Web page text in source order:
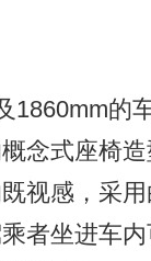
1860mm的
念式座椅
视感，采
者坐进车